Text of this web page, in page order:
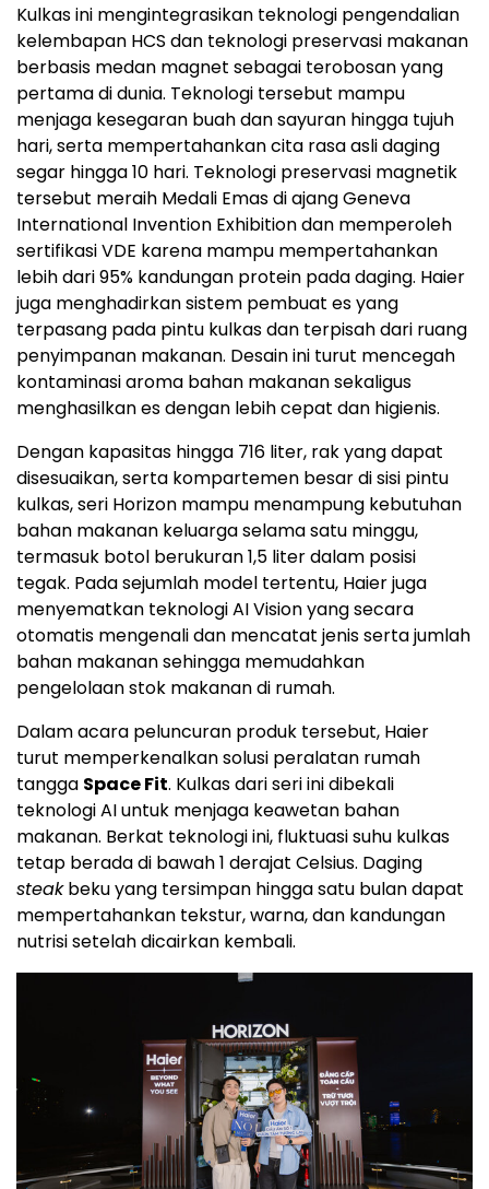
Kulkas ini mengintegrasikan teknologi pengendalian
kelembapan HCS dan teknologi preservasi makanan
berbasis medan magnet sebagai terobosan yang
pertama di dunia. Teknologi tersebut mampu
menjaga kesegaran buah dan sayuran hingga tujuh
hari, serta mempertahankan cita rasa asli daging
segar hingga 10 hari. Teknologi preservasi magnetik
tersebut meraih Medali Emas di ajang Geneva
International Invention Exhibition dan memperoleh
sertifikasi VDE karena mampu mempertahankan
lebih dari 95% kandungan protein pada daging. Haier
juga menghadirkan sistem pembuat es yang
terpasang pada pintu kulkas dan terpisah dari ruang
penyimpanan makanan. Desain ini turut mencegah
kontaminasi aroma bahan makanan sekaligus
menghasilkan es dengan lebih cepat dan higienis.
Dengan kapasitas hingga 716 liter, rak yang dapat
disesuaikan, serta kompartemen besar di sisi pintu
kulkas, seri Horizon mampu menampung kebutuhan
bahan makanan keluarga selama satu minggu,
termasuk botol berukuran 1,5 liter dalam posisi
tegak. Pada sejumlah model tertentu, Haier juga
menyematkan teknologi AI Vision yang secara
otomatis mengenali dan mencatat jenis serta jumlah
bahan makanan sehingga memudahkan
pengelolaan stok makanan di rumah.
Dalam acara peluncuran produk tersebut, Haier
turut memperkenalkan solusi peralatan rumah
tangga Space Fit. Kulkas dari seri ini dibekali
teknologi AI untuk menjaga keawetan bahan
makanan. Berkat teknologi ini, fluktuasi suhu kulkas
tetap berada di bawah 1 derajat Celsius. Daging
steakbeku yang tersimpan hingga satu bulan dapat
mempertahankan tekstur, warna, dan kandungan
nutrisi setelah dicairkan kembali.